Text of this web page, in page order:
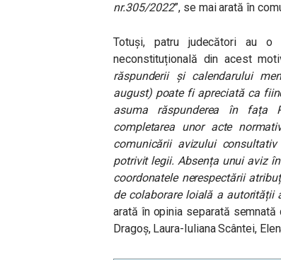
nr.305/2022”, se mai arată în
Totuși, patru judecători au
neconstituțională din acest
răspunderii și calendarului
august) poate fi apreciată ca
asuma răspunderea în fața
completarea unor acte
comunicării avizului
potrivit legii. Absența unui aviz
coordonatele nerespectării
de colaborare loială a autorității
arată în opinia separată
Dragoș, Laura-Iuliana Scântei,